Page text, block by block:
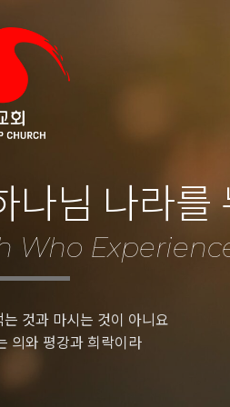
나님 나라를
Who
것과 마시는 것이 아니요
의와 평강과 희락이라